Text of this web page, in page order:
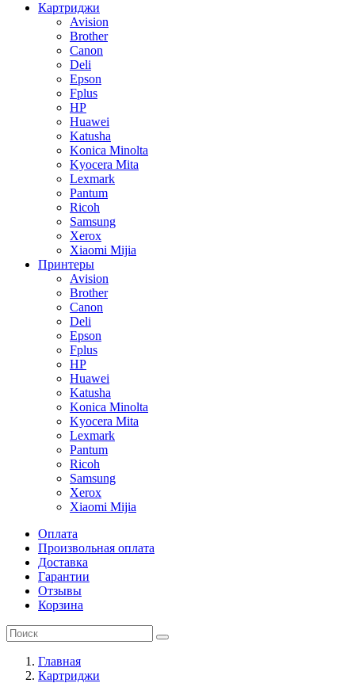
Картриджи
Avision
Brother
Canon
Deli
Epson
Fplus
HP
Huawei
Katusha
Konica Minolta
Kyocera Mita
Lexmark
Pantum
Ricoh
Samsung
Xerox
Xiaomi Mijia
Принтеры
Avision
Brother
Canon
Deli
Epson
Fplus
HP
Huawei
Katusha
Konica Minolta
Kyocera Mita
Lexmark
Pantum
Ricoh
Samsung
Xerox
Xiaomi Mijia
Оплата
Произвольная оплата
Доставка
Гарантии
Отзывы
Корзина
Главная
Картриджи